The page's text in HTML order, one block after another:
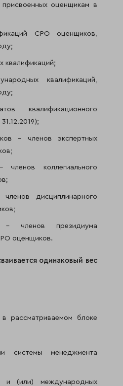
присвоенных оценщикам в
СРО оценщиков,
квалификаций;
квалификаций,
квалификационного
– членов экспертных
коллегиального
дисциплинарного
членов президиума
оценщиков.
одинаковый вес
в рассматриваемом блоке
системы менеджмента
и (или) международных